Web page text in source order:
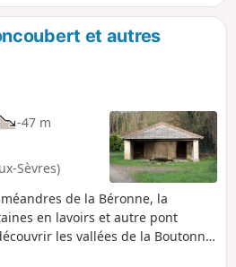
et autres
-47 m
Sèvres)
de la Béronne, la
en lavoirs et autre pont
les vallées de la Boutonne